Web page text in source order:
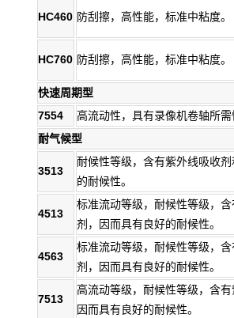
HC460 防刮擦，高性能，标准中粘度。
HC760 防刮擦，高性能，标准中粘度。
快速周期型
7554
高流动性，具有录像机卷轴所需
耐气候型
3513
耐候性等级，含有紫外线吸收
的耐候性。
4513
标准流动等级，耐候性等级，
剂，因而具有良好的耐候性。
4563
标准流动等级，耐候性等级，
剂，因而具有良好的耐候性。
7513
高流动等级，耐候性等级，含
因而具有良好的耐候性。